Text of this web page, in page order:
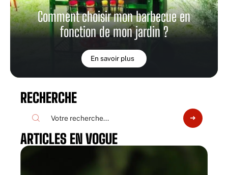
Comment choisir mon barbecue en
fonction de mon jardin ?
En savoir plus
RECHERCHE
ARTICLES EN VOGUE